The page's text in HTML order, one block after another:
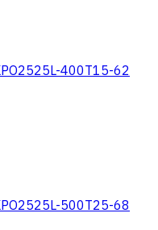
400T15-62
500T25-68